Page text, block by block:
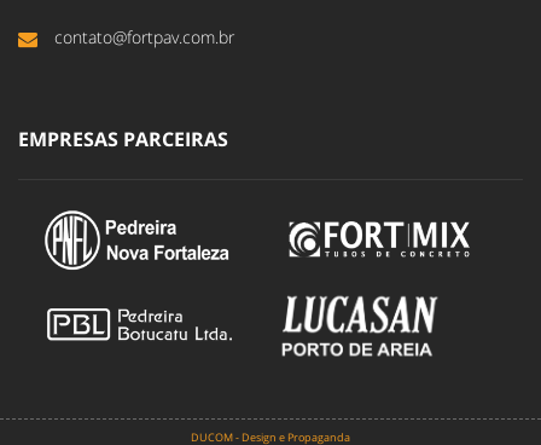
contato@fortpav.com.br
EMPRESAS PARCEIRAS
DUCOM - Design e Propaganda